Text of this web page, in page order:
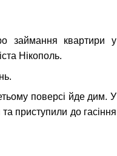
займання квартири у
Нікополь.
поверсі йде дим. У
приступили до гасіння